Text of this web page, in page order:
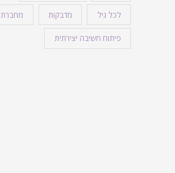
לכל גיל מדבקות מחברת
פיתוח חשיבה יצירתית